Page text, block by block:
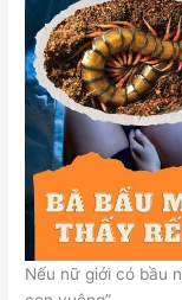
Nếu nữ giới có bầu